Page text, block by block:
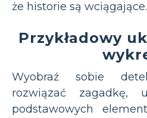
że historie są wciągające.
Przykładowy
Wyobraź sobie
rozwiązać zagadkę,
podstawowych